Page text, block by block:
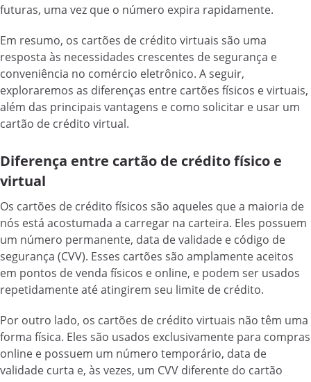
futuras, uma vez que o número expira rapidamente.
Em resumo, os cartões de crédito virtuais são uma
resposta às necessidades crescentes de segurança e
conveniência no comércio eletrônico. A seguir,
exploraremos as diferenças entre cartões físicos e virtuais,
além das principais vantagens e como solicitar e usar um
cartão de crédito virtual.
Diferença entre cartão de crédito físico e
virtual
Os cartões de crédito físicos são aqueles que a maioria de
nós está acostumada a carregar na carteira. Eles possuem
um número permanente, data de validade e código de
segurança (CVV). Esses cartões são amplamente aceitos
em pontos de venda físicos e online, e podem ser usados
repetidamente até atingirem seu limite de crédito.
Por outro lado, os cartões de crédito virtuais não têm uma
forma física. Eles são usados exclusivamente para compras
online e possuem um número temporário, data de
validade curta e, às vezes, um CVV diferente do cartão